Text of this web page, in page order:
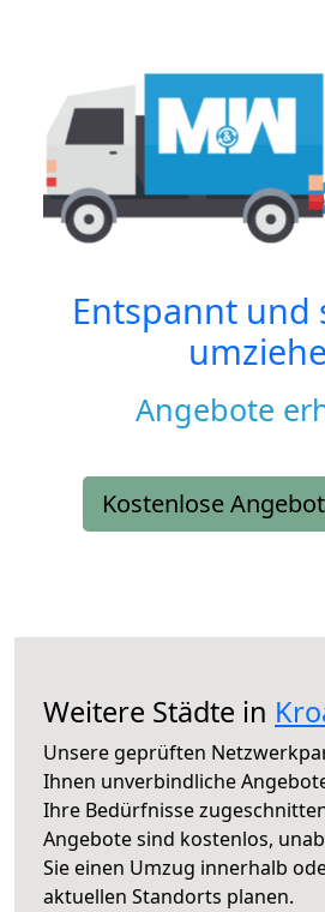
Entspannt und
Angebote
Kostenlose
Weitere Städte in
Unsere geprüften
Ihnen unverbindliche
Ihre Bedürfnisse
Angebote sind kostenlos,
Sie einen Umzug innerhalb
aktuellen Standorts planen.